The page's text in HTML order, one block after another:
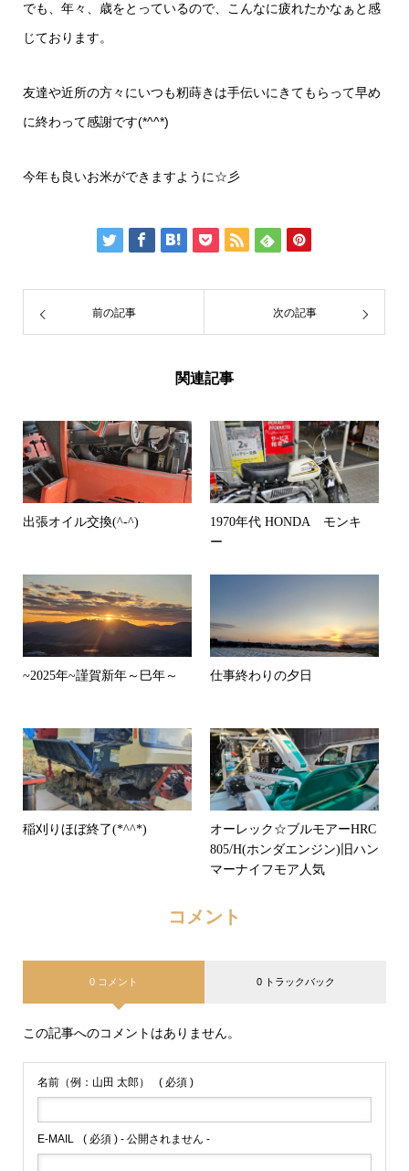
でも、年々、歳をとっているので、こんなに疲れたかなぁと感
じております。
友達や近所の方々にいつも籾蒔きは手伝いにきてもらって早め
に終わって感謝です(*^^*)
今年も良いお米ができますように☆彡
前の記事 次の記事
関連記事
出張オイル交換(^-^)
1970年代 HONDA モンキ
ー
~2025年~謹賀新年～巳年～ 仕事終わりの夕日
稲刈りほぼ終了(*^^*)
オーレック☆ブルモアーHRC
805/H(ホンダエンジン)旧ハン
マーナイフモア人気
コメント
0 コメント 0 トラックバック
この記事へのコメントはありません。
名前（例：山田 太郎） ( 必須 )
E-MAIL ( 必須 ) - 公開されません -